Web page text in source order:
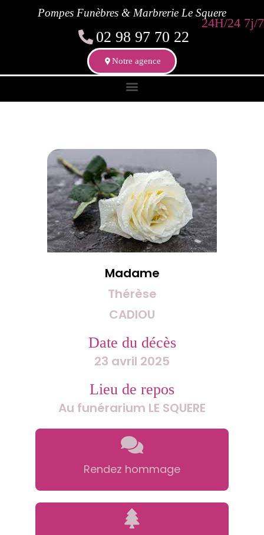
Pompes Funèbres & Marbrerie Le Squere
02 98 97 70 22
24H/24 7j/7
Notre agence
Madame
Thérèse
CADIOU
Date du décès
23 avril 2025
Lieu de repos
Au funérarium LE SQUERE
Rendez hommage